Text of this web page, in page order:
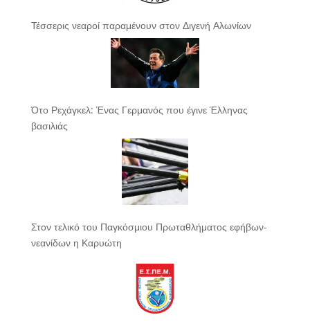
Τέσσερις νεαροί παραμένουν στον Διγενή Αλωνίων
Ότο Ρεχάγκελ: Ένας Γερμανός που έγινε Έλληνας
βασιλιάς
Στον τελικό του Παγκόσμιου Πρωταθλήματος εφήβων-
νεανίδων η Καρυώτη